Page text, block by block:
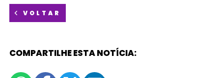
VOLTAR
COMPARTILHE ESTA NOTÍCIA: